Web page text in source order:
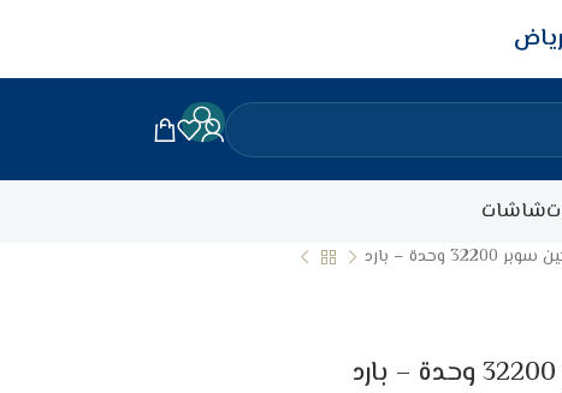
شاشات
وحدة – بارد